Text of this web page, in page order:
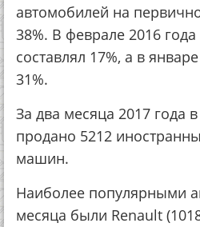
автомобилей на
38%. В феврале 2016 года
составлял 17%, а в
31%.
За два месяца 2017 года
продано 5212
машин.
Наиболее популярными
месяца были Renault